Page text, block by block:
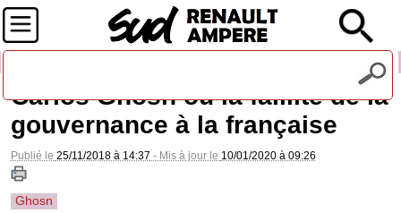
Carlos Ghosn ou la faillite de la
gouvernance à la française
Publié le 25/11/2018 à 14:37 - Mis à jour le 10/01/2020 à 09:26
Ghosn